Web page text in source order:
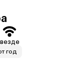
везде
год